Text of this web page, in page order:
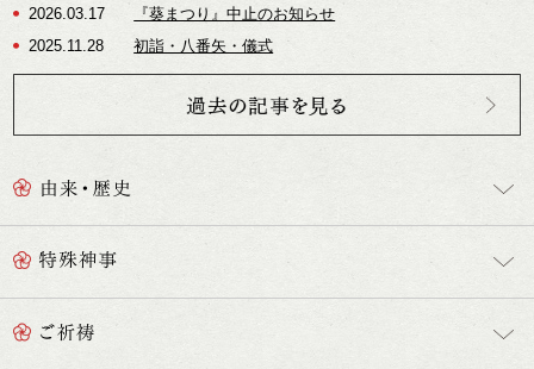
2026.03.17
『葵まつり』中止のお知らせ
2025.11.28
初詣・八番矢・儀式